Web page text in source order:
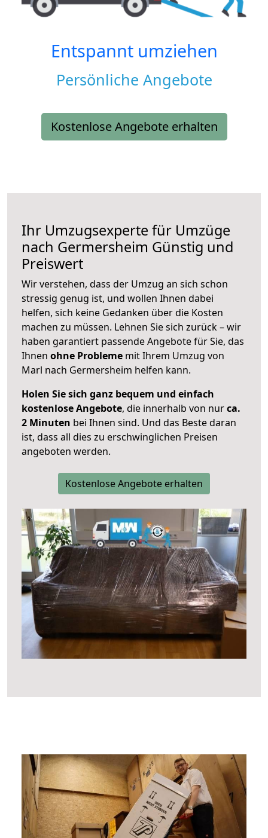
Entspannt umziehen
Persönliche Angebote
Kostenlose Angebote erhalten
Ihr Umzugsexperte für Umzüge
nach Germersheim Günstig und
Preiswert
Wir verstehen, dass der Umzug an sich schon
stressig genug ist, und wollen Ihnen dabei
helfen, sich keine Gedanken über die Kosten
machen zu müssen. Lehnen Sie sich zurück – wir
haben garantiert passende Angebote für Sie, das
Ihnen ohne Probleme mit Ihrem Umzug von
Marl nach Germersheim helfen kann.
Holen Sie sich ganz bequem und einfach
kostenlose Angebote, die innerhalb von nurca.
2 Minuten bei Ihnen sind. Und das Beste daran
ist, dass all dies zu erschwinglichen Preisen
angeboten werden.
Kostenlose Angebote erhalten